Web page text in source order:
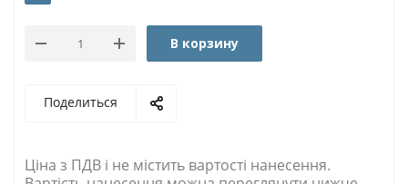
В корзину
Поделиться
Ціна з ПДВ і не містить вартості нанесення.